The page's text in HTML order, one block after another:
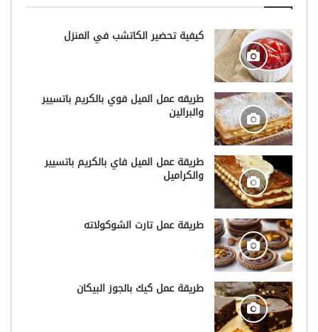
كيفية تحضير الكاتشب في المنزل
طريقه عمل الميل فوي بالكريم باتسيير
والبرالين
طريقة عمل الميل فاي بالكريم باتسيير
والكراميل
طريقة عمل تارت الشوكولاته
طريقة عمل كيك بالجوز البيكان